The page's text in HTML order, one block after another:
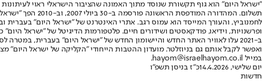
"ישראל היום" הוא גוף תקשורת שנוסד מתוך האמונה שהציבור הישראלי ראוי
תשלום. המהדורה
ופרשנויות, וידיאו, פודקאסטים ושידורים חיים. פלטפורמות הדיגיטל של "ישראל היום"
ב-2021 עלו לאוויר האתר החדש והיישומון החדש של "ישראל היום" בעברית,
ואפשר לקבל אותם גם בניוזלטר. מועדון ההטבות הייחודי "הקליקה של ישראל היום"
במייל hayom@israelhayom.co.il.
יום שלישי, 14.4.2026
כ"ז בניסן תשפ"ו
חדשות